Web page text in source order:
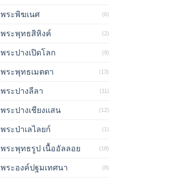
พระพิฆเนศ (6)
พระพุทธสิหิงค์ (2)
พระปางเปิดโลก (9)
พระพุทธเมตตา (13)
พระปางลีลา (11)
พระปางเชียงแสน (12)
พระป่าเลไลยก์ (1)
พระพุทธรูป เนื้ออัลลอย (18)
พระองค์ปฐมเทศนา (8)